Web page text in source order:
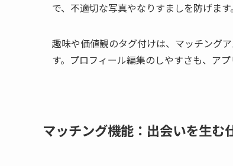
で、不適切な写真やなりすましを防げます。
趣味や価値観のタグ付けは、マッチング
す。プロフィール編集のしやすさも、ア
マッチング機能：出会いを生む